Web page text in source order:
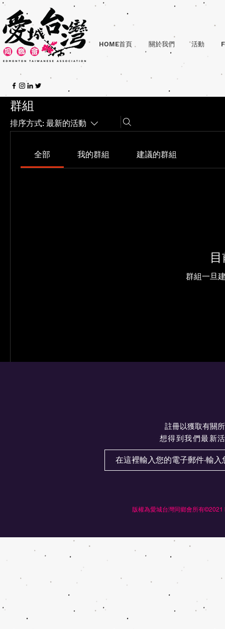
HOME首頁 關於我們 活動
群組
排序方式: 最新的活動
全部 我的群組 建議的群組
群組一旦
註冊以獲取有關
想得到我們最新
版權為愛城台灣同鄉會所有